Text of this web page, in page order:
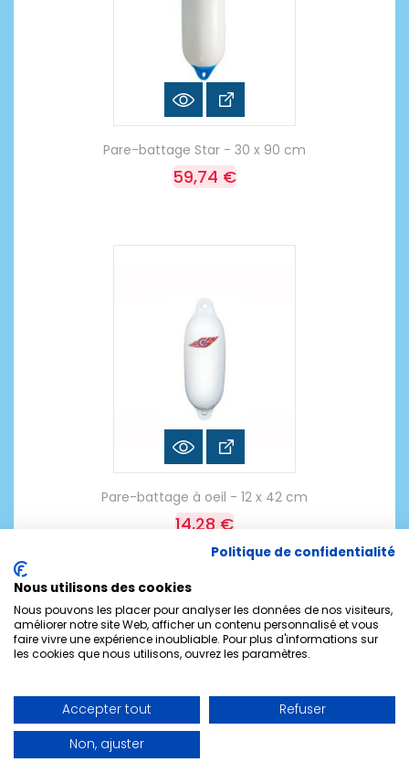
Pare-battage Star - 30 x 90 cm
59,74 €
Pare-battage à oeil - 12 x 42 cm
14,28 €
Politique de confidentialité
Nous utilisons des cookies
Nous pouvons les placer pour analyser les données de nos visiteurs,
améliorer notre site Web, afficher un contenu personnalisé et vous
faire vivre une expérience inoubliable. Pour plus d'informations sur
les cookies que nous utilisons, ouvrez les paramètres.
Accepter tout
Refuser
Non, ajuster